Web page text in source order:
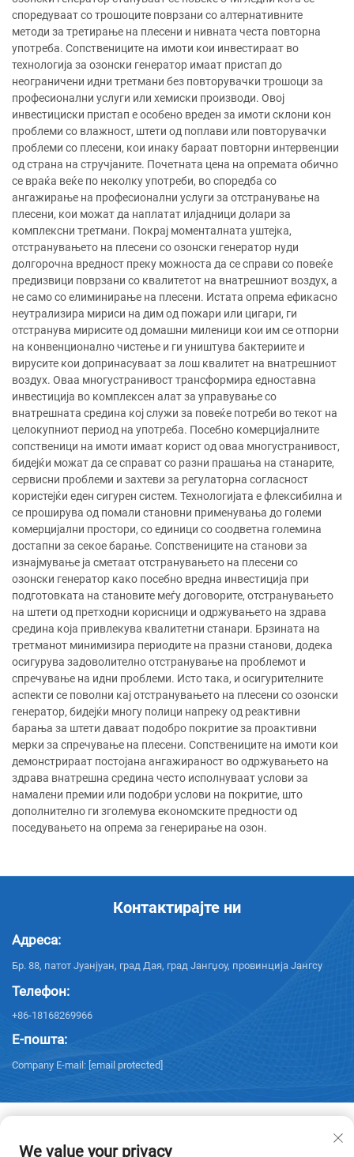
споредуваат со трошоците поврзани со алтернативните
методи за третирање на плесени и нивната честа повторна
употреба. Сопствениците на имоти кои инвестираат во
технологија за озонски генератор имаат пристап до
неограничени идни третмани без повторувачки трошоци за
професионални услуги или хемиски производи. Овој
инвестициски пристап е особено вреден за имоти склони кон
проблеми со влажност, штети од поплави или повторувачки
проблеми со плесени, кои инаку бараат повторни интервенции
од страна на стручјаните. Почетната цена на опремата обично
се враќа веќе по неколку употреби, во споредба со
ангажирање на професионални услуги за отстранување на
плесени, кои можат да наплатат илјадници долари за
комплексни третмани. Покрај моменталната уштејка,
отстранувањето на плесени со озонски генератор нуди
долгорочна вредност преку можноста да се справи со повеќе
предизвици поврзани со квалитетот на внатрешниот воздух, а
не само со елиминирање на плесени. Истата опрема ефикасно
неутрализира мириси на дим од пожари или цигари, ги
отстранува мирисите од домашни миленици кои им се отпорни
на конвенционално чистење и ги уништува бактериите и
вирусите кои допринасуваат за лош квалитет на внатрешниот
воздух. Оваа многустранивост трансформира едноставна
инвестиција во комплексен алат за управување со
внатрешната средина кој служи за повеќе потреби во текот на
целокупниот период на употреба. Посебно комерцијалните
сопственици на имоти имаат корист од оваа многустранивост,
бидејќи можат да се справат со разни прашања на станарите,
сервисни проблеми и захтеви за регулаторна согласност
користејќи еден сигурен систем. Технологијата е флексибилна и
се проширува од помали становни применувања до големи
комерцијални простори, со единици со соодветна големина
достапни за секое барање. Сопствениците на станови за
изнајмување ја сметаат отстранувањето на плесени со
озонски генератор како посебно вредна инвестиција при
подготовката на становите меѓу договорите, отстранувањето
на штети од претходни корисници и одржувањето на здрава
средина која привлекува квалитетни станари. Брзината на
третманот минимизира периодите на празни станови, додека
осигурува задоволително отстранување на проблемот и
спречување на идни проблеми. Исто така, и осигурителните
аспекти се поволни кај отстранувањето на плесени со озонски
генератор, бидејќи многу полици напреку од реактивни
барања за штети даваат подобро покритие за проактивни
мерки за спречување на плесени. Сопствениците на имоти кои
демонстрираат постојана ангажираност во одржувањето на
здрава внатрешна средина често исполнуваат услови за
намалени премии или подобри услови на покритие, што
дополнително ги зголемува економските предности од
поседувањето на опрема за генерирање на озон.
Контактирајте ни
Адреса:
Бр. 88, патот Јуанјуан, град Дая, град Јангџоу, провинција Јангсу
Телефон:
+86-18168269966
Е-пошта:
Company E-mail: [email protected]
We value your privacy